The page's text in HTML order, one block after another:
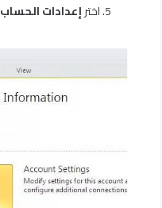
اخترإعدادات الحساب